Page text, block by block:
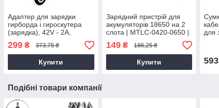
Адаптер для зарядки
гирборда і гироскутера
(зарядка), 42V - 2A,
зарядний пристрій на
гироскутер
299 ₴ 373,75 ₴
Купити
Зарядний пристрій для
акумуляторів 18650 на 2
слота | MTLC-0420-0650 |
зарядка, зарядник
149₴ 186,25 ₴
Купити
для
Подібні товари компанії